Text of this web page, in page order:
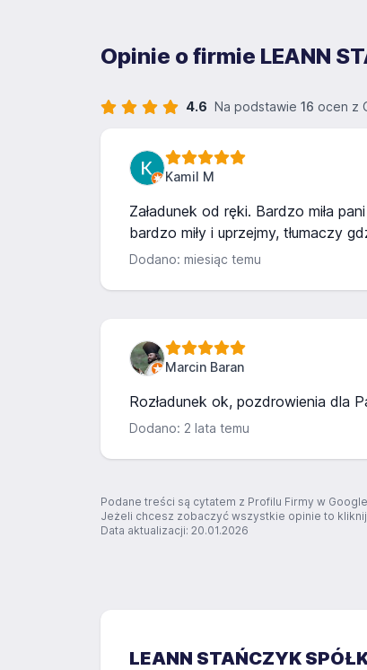
Opinie o firmie LEANN
4.6 Na podstawie 16 ocen z
Kamil M
Załadunek od ręki. Bardzo miła
bardzo miły i uprzejmy, tłumaczy
Dodano: miesiąc temu
Marcin Baran
Rozładunek ok, pozdrowienia dla
Dodano: 2 lata temu
Podane treści są cytatem z Profilu Firmy w
Jeżeli chcesz zobaczyć wszystkie opinie to kliknij
Data aktualizacji: 20.01.2026
LEANN STAŃCZYK